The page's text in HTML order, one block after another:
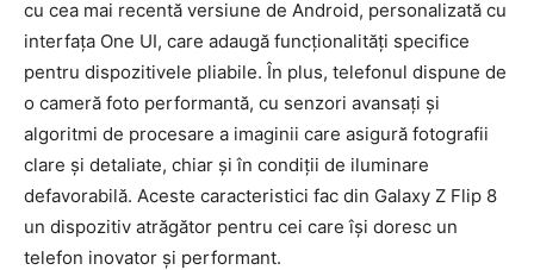
cu cea mai recentă versiune de Android, personalizată cu
interfața One UI, care adaugă funcționalități specifice
pentru dispozitivele pliabile. În plus, telefonul dispune de
o cameră foto performantă, cu senzori avansați și
algoritmi de procesare a imaginii care asigură fotografii
clare și detaliate, chiar și în condiții de iluminare
defavorabilă. Aceste caracteristici fac din Galaxy Z Flip 8
un dispozitiv atrăgător pentru cei care își doresc un
telefon inovator și performant.